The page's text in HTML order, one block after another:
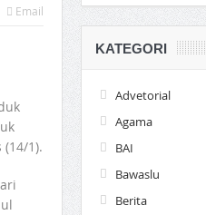
Email
1).
KATEGORI
Advetorial
Agama
BAI
Bawaslu
Berita